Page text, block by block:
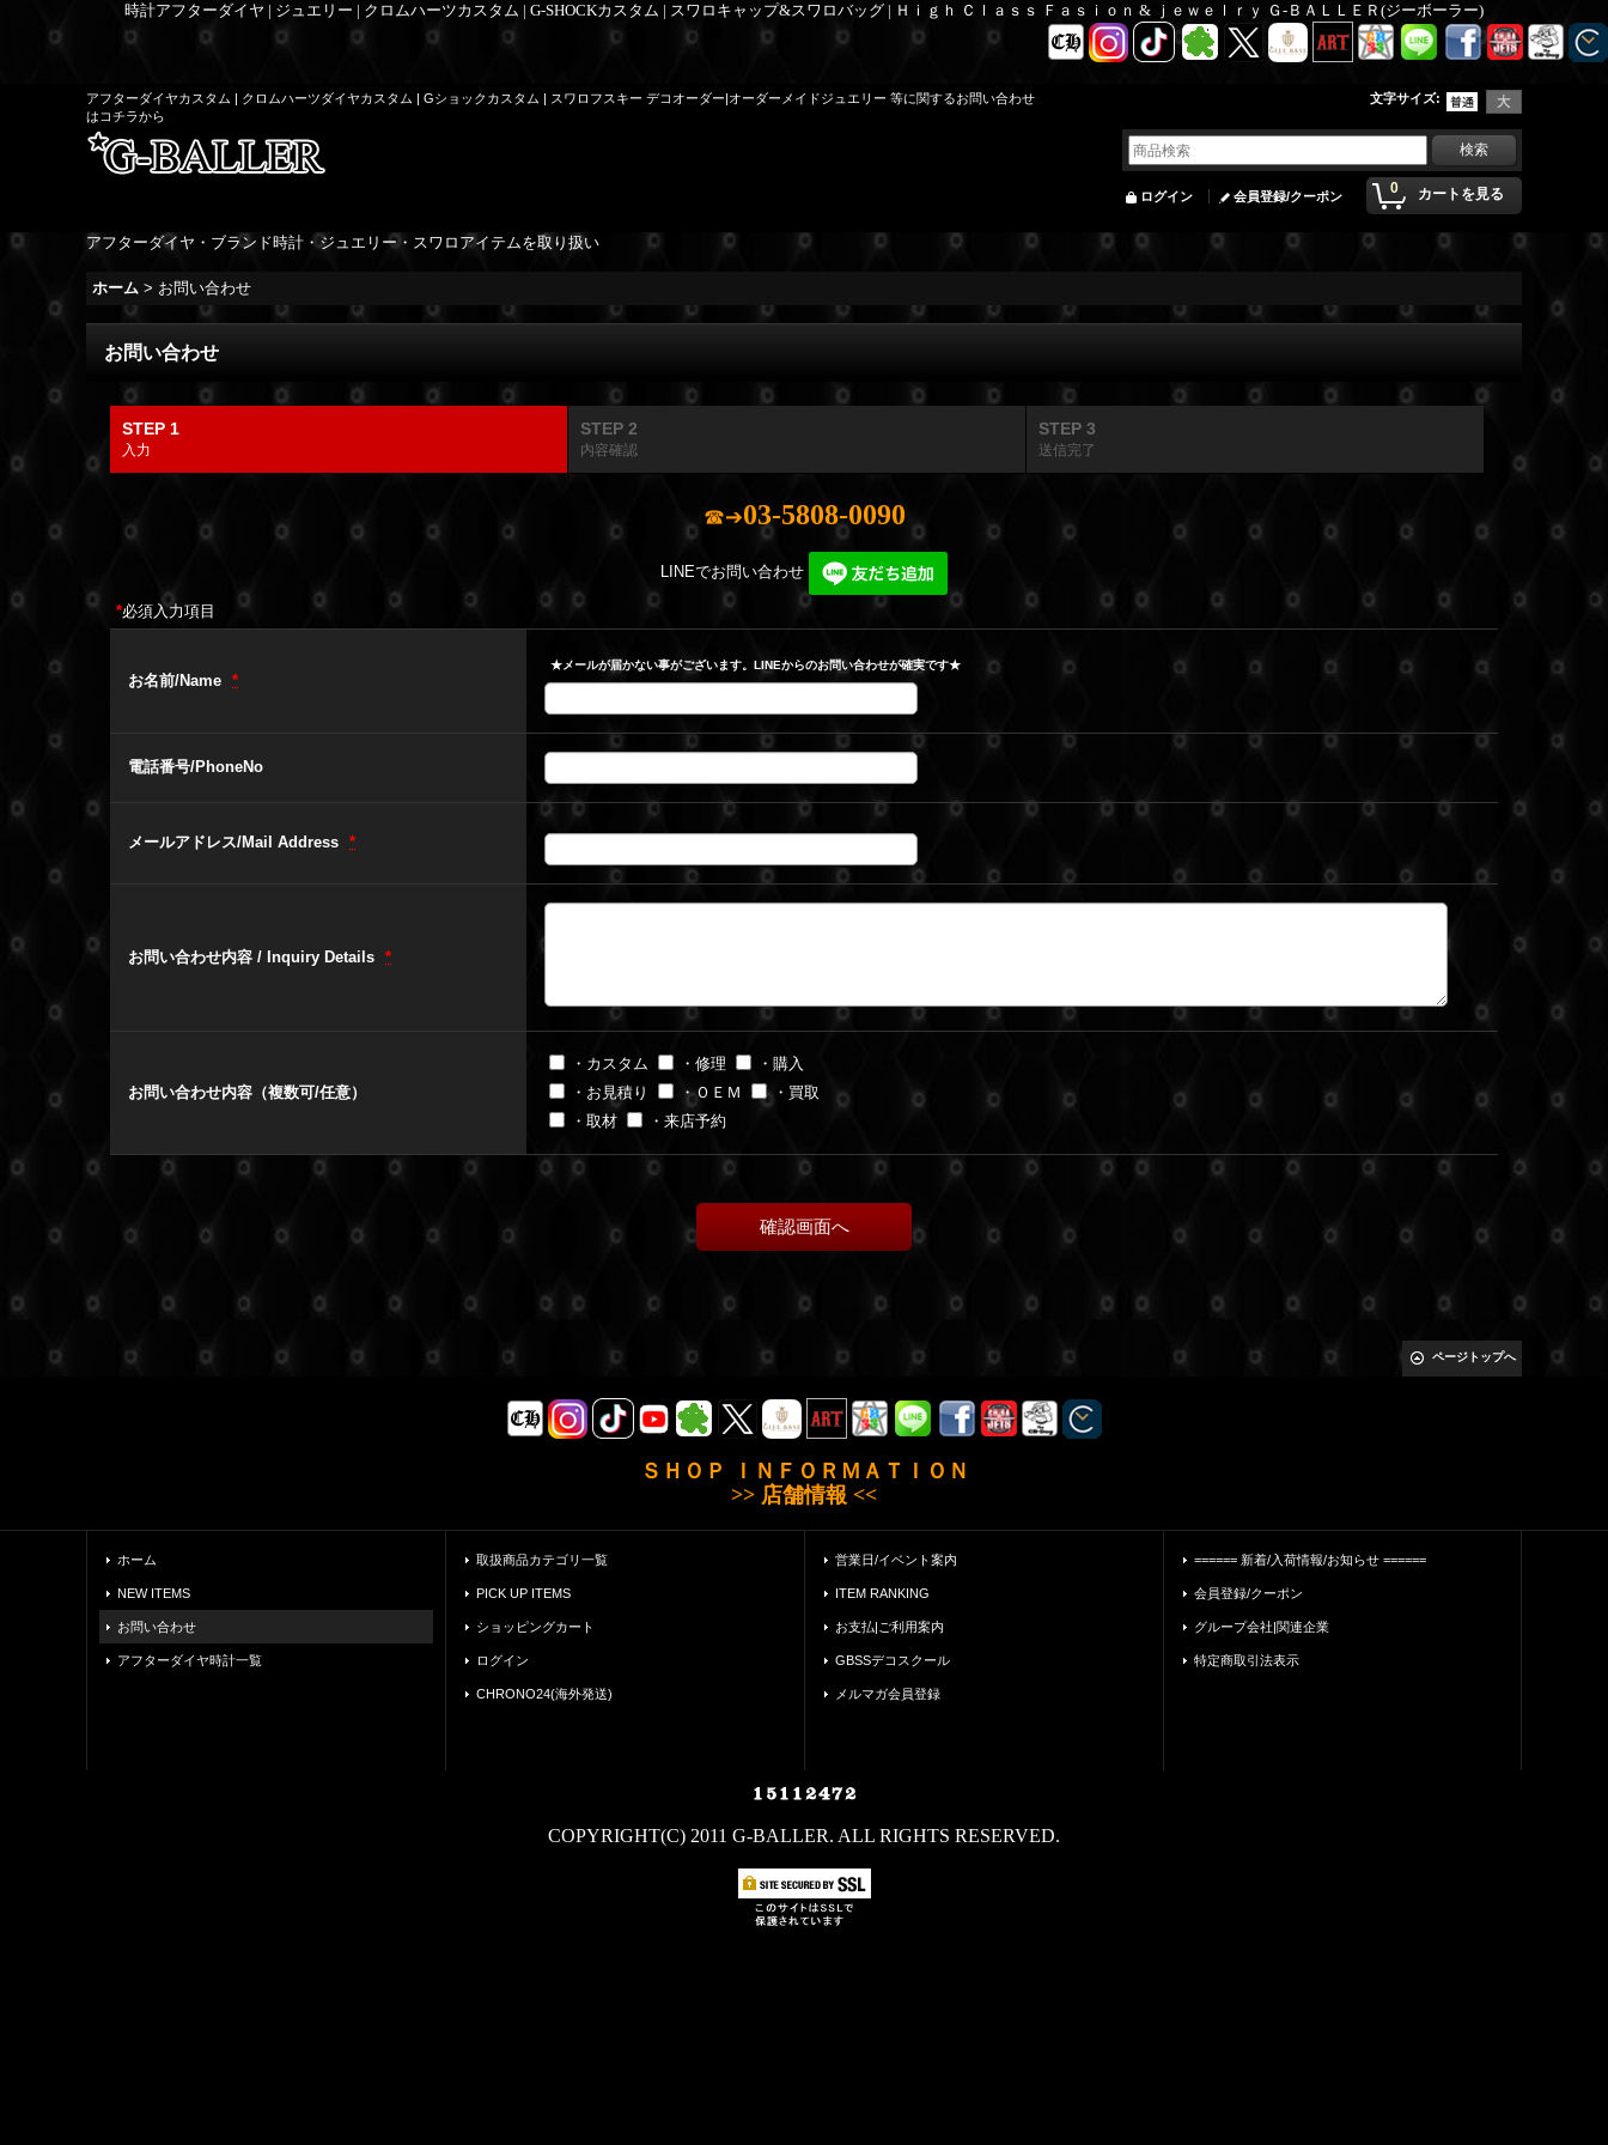
時計アフターダイヤ | ジュエリー | クロムハーツカスタム | G-SHOCKカスタム | スワロキャップ&スワロバッグ | Ｈｉｇｈ Ｃｌａｓｓ Ｆａｓｉｏｎ & ｊｅｗｅｌｒｙ Ｇ-ＢＡＬＬＥＲ(ジーボーラー)
アフターダイヤカスタム | クロムハーツダイヤカスタム | Gショックカスタム | スワロフスキー デコオーダー|オーダーメイドジュエリー 等に関するお問い合わせ
はコチラから
文字サイズ:
0 カートを見る
ログイン 会員登録/クーポン
アフターダイヤ・ブランド時計・ジュエリー・スワロアイテムを取り扱い
ホーム > お問い合わせ
お問い合わせ
STEP 1
入力
STEP 2
内容確認
STEP 3
送信完了
☎➔03-5808-0090
LINEでお問い合わせ
*必須入力項目
お名前/Name *
★メールが届かない事がございます。LINEからのお問い合わせが確実です★
電話番号/PhoneNo
メールアドレス/Mail Address *
お問い合わせ内容 / Inquiry Details *
お問い合わせ内容（複数可/任意）
・カスタム ・修理
・購入
・お見積り
・ＯＥＭ
・買取
・取材
・来店予約
ページトップへ
ＳＨＯＰ ＩＮＦＯＲＭＡＴＩＯＮ
>> 店舗情報 <<
ホーム
NEW ITEMS
お問い合わせ
アフターダイヤ時計一覧
取扱商品カテゴリ一覧
PICK UP ITEMS
ショッピングカート
ログイン
CHRONO24(海外発送)
営業日/イベント案内
ITEM RANKING
お支払|ご利用案内
GBSSデコスクール
メルマガ会員登録
====== 新着/入荷情報/お知らせ ======
会員登録/クーポン
グループ会社|関連企業
特定商取引法表示
COPYRIGHT(C) 2011 G-BALLER. ALL RIGHTS RESERVED.